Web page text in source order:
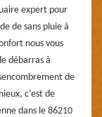
expert pour
de sans pluie à
nous vous
débarras à
de
c’est de
dans le 86210